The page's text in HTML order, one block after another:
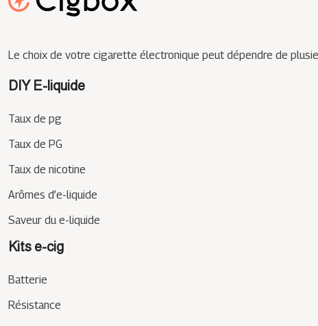
Le choix de votre cigarette électronique peut dépendre de
DIY E-liquide
Taux de pg
Taux de PG
Taux de nicotine
Arômes d’e-liquide
Saveur du e-liquide
Kits e-cig
Batterie
Résistance